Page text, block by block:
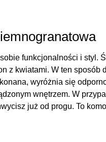
funkcjonalności i styl.
z kwiatami. W ten sposób
wyróżnia się
wnętrzem. W
już od progu. To